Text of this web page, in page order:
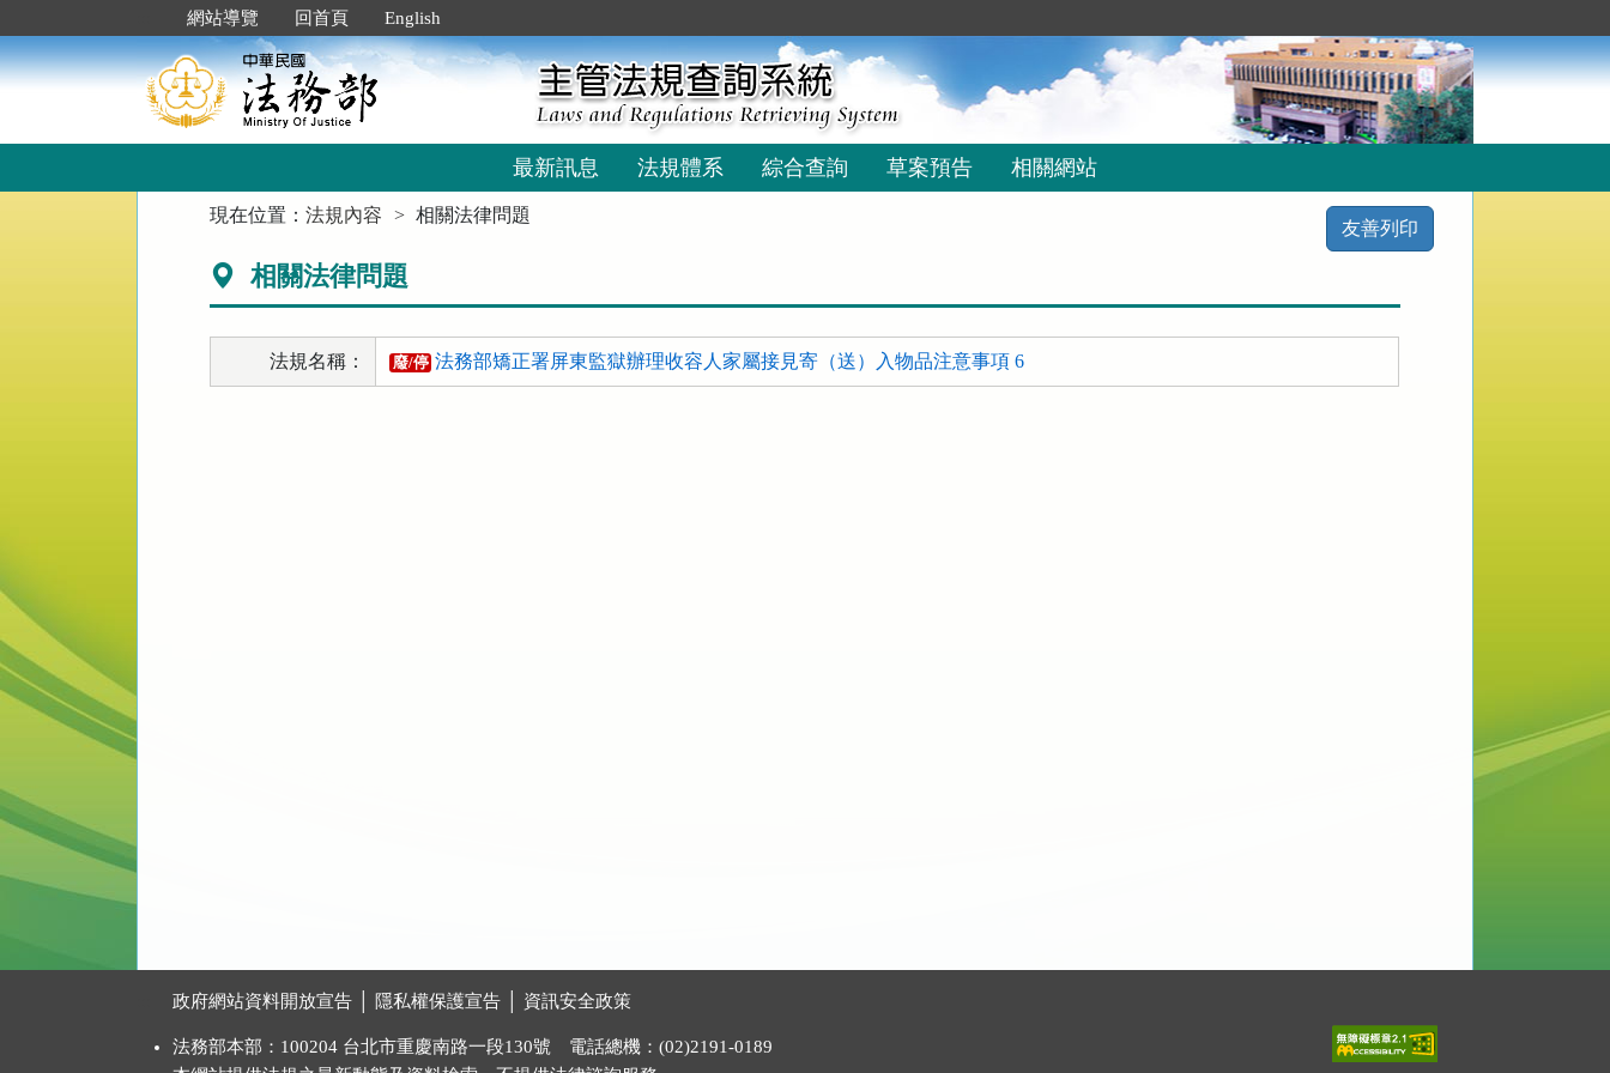
到
主
要
網站導覽 回首頁 English
最新訊息 法規體系 綜合查詢 草案預告 相關網站
現在位置：法規內容 相關法律問題
友善列印
相關法律問題
法規名稱： 廢/停 法務部矯正署屏東監獄辦理收容人家屬接見寄（送）入物品注意事項 6
政府網站資料開放宣告 隱私權保護宣告 資訊安全政策
法務部本部：100204 台北市重慶南路一段130號 電話總機：(02)2191-0189